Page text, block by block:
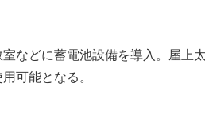
などに蓄電池設備を導入。屋上
可能となる。